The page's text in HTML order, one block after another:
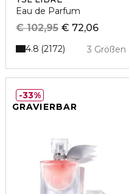
Eau de Parfum
€ 72,06
€ 102,95
3 Größen
4.8 2172
GRAVIERBAR
33%